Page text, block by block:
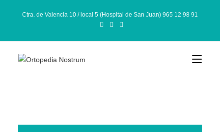
Ctra. de Valencia 10 / local 5 (Hospital de San Juan) 965 12 98 91